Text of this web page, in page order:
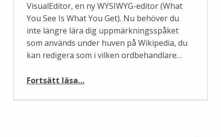
VisualEditor, en ny WYSIWYG-editor (What
You See Is What You Get). Nu behöver du
inte längre lära dig uppmärkningsspåket
som används under huven på Wikipedia, du
kan redigera som i vilken ordbehandlare…
Fortsätt läsa…